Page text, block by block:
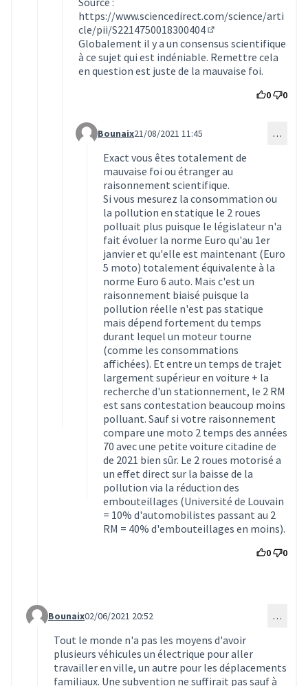
https://www.sciencedirect.com/science/arti
cle/pii/S2214750018300404
(Lien externe)
Globalement il y a un consensus scientifique
à ce sujet qui est indéniable. Remettre cela
en question est juste de la mauvaise foi.
0 0
Commentaire 1765 (réponse au commentaire
Bounaix21/08/2021 11:45 …
Exact vous êtes totalement de
mauvaise foi ou étranger au
raisonnement scientifique.
Si vous mesurez la consommation ou
la pollution en statique le 2 roues
polluait plus puisque le législateur n'a
fait évoluer la norme Euro qu'au 1er
janvier et qu'elle est maintenant (Euro
5 moto) totalement équivalente à la
norme Euro 6 auto. Mais c'est un
raisonnement biaisé puisque la
pollution réelle n'est pas statique
mais dépend fortement du temps
durant lequel un moteur tourne
(comme les consommations
affichées). Et entre un temps de trajet
largement supérieur en voiture + la
recherche d'un stationnement, le 2 RM
est sans contestation beaucoup moins
polluant. Sauf si votre raisonnement
compare une moto 2 temps des années
70 avec une petite voiture citadine de
de 2021 bien sûr. Le 2 roues motorisé a
un effet direct sur la baisse de la
pollution via la réduction des
embouteillages (Université de Louvain
= 10% d'automobilistes passant au 2
RM = 40% d'embouteillages en moins).
0 0
Commentaire 1561 (réponse au commentaire 1554)
Bounaix02/06/2021 20:52 …
Tout le monde n'a pas les moyens d'avoir
plusieurs véhicules un électrique pour aller
travailler en ville, un autre pour les déplacements
familiaux. Une subvention ne suffirait pas sauf à